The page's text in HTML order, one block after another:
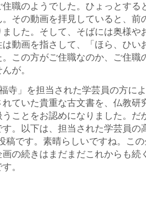
住職のようでした。ひょっとする
その動画を拝見していると、前
した。そして、そばには奥様や
動画を指さして、「ほら、ひい
。この方がご住職なのか、ご住職
が。
寺」を担当された学芸員の方に
ていた貴重な古文書を、仏教研
ことをお認めになりました。だ
。以下は、担当された学芸員の
稿です。素晴らしいですね。こ
の続きはまだまだこれからも続
。